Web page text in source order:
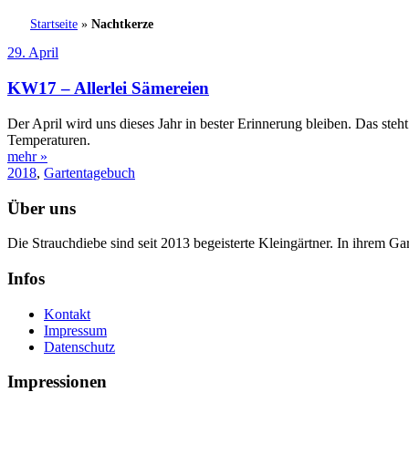
Startseite » Nachtkerze
29. April
KW17 – Allerlei Sämereien
Der April wird uns dieses Jahr in bester Erinnerung bleiben. Das
Temperaturen.
mehr »
2018, Gartentagebuch
Über uns
Die Strauchdiebe sind seit 2013 begeisterte Kleingärtner. In ihrem
Infos
Kontakt
Impressum
Datenschutz
Impressionen